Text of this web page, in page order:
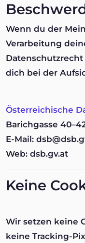
Wenn du der
Verarbeitung
Datenschutzrecht
dich bei der
Österreichische
Barichgasse
E-Mail:
Web: dsb.gv.at
Keine
Wir setzen keine
keine Tracking-